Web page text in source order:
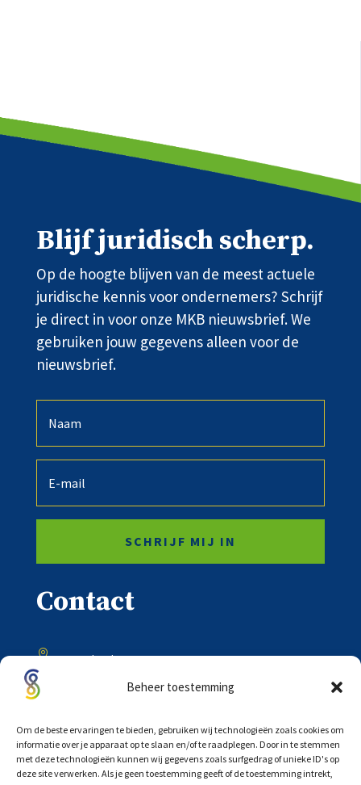
Beheer toestemming
Om de beste ervaringen te bieden, gebruiken wij technologieën zoals cookies om
informatie over je apparaat op te slaan en/of te raadplegen. Door in te stemmen
met deze technologieën kunnen wij gegevens zoals surfgedrag of unieke ID's op
deze site verwerken. Als je geen toestemming geeft of de toestemming intrekt,
Blijf juridisch scherp.
Op de hoogte blijven van de meest actuele
juridische kennis voor ondernemers? Schrijf
je direct in voor onze MKB nieuwsbrief. We
gebruiken jouw gegevens alleen voor de
nieuwsbrief.
SCHRIJF MIJ IN
Contact

Onder de Toren 20
8302 BV Emmeloord
 0527 – 618333
 info@scholtensadvocaten.nl